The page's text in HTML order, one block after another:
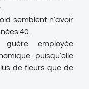
semblent n’avoir
40.
employée
puisqu’elle
de fleurs que de